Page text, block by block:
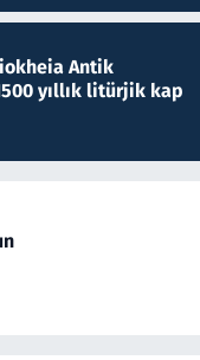
Antik
yıllık litürjik kap